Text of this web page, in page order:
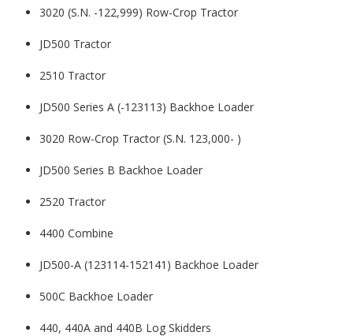
3020 (S.N. -122,999) Row-Crop Tractor
JD500 Tractor
2510 Tractor
JD500 Series A (-123113) Backhoe Loader
3020 Row-Crop Tractor (S.N. 123,000- )
JD500 Series B Backhoe Loader
2520 Tractor
4400 Combine
JD500-A (123114-152141) Backhoe Loader
500C Backhoe Loader
440, 440A and 440B Log Skidders